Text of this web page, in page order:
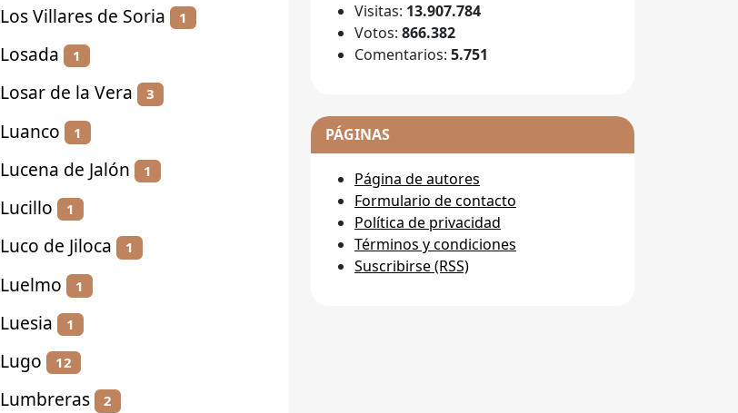
Los Villares de Soria 1
Losada 1
Losar de la Vera 3
Luanco 1
Lucena de Jalón 1
Lucillo 1
Luco de Jiloca 1
Luelmo 1
Luesia 1
Lugo 12
Lumbreras 2
Visitas: 13.907.784
Votos: 866.382
Comentarios: 5.751
PÁGINAS
Página de autores
Formulario de contacto
Política de privacidad
Términos y condiciones
Suscribirse (RSS)